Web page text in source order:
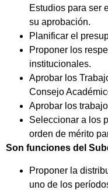
Estudios para ser
su aprobación.
Planificar el
Proponer los
institucionales.
Aprobar los
Consejo
Aprobar los
Seleccionar a los
orden de mérito
Son funciones del
Proponer la
uno de los